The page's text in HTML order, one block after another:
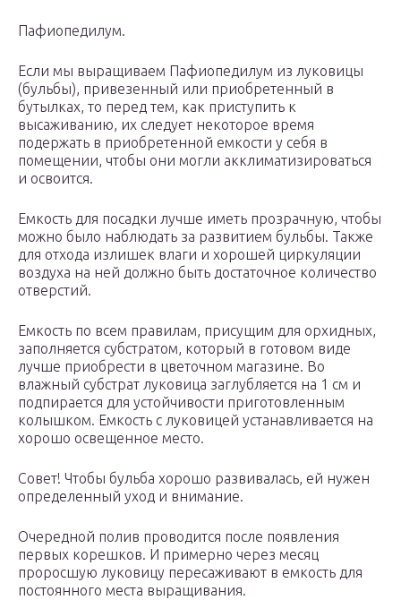
Пафиопедилум.
Если мы выращиваем Пафиопедилум из луковицы
(бульбы), привезенный или приобретенный в
бутылках, то перед тем, как приступить к
высаживанию, их следует некоторое время
подержать в приобретенной емкости у себя в
помещении, чтобы они могли акклиматизироваться
и освоится.
Емкость для посадки лучше иметь прозрачную, чтобы
можно было наблюдать за развитием бульбы. Также
для отхода излишек влаги и хорошей циркуляции
воздуха на ней должно быть достаточное количество
отверстий.
Емкость по всем правилам, присущим для орхидных,
заполняется субстратом, который в готовом виде
лучше приобрести в цветочном магазине. Во
влажный субстрат луковица заглубляется на 1 см и
подпирается для устойчивости приготовленным
колышком. Емкость с луковицей устанавливается на
хорошо освещенное место.
Совет! Чтобы бульба хорошо развивалась, ей нужен
определенный уход и внимание.
Очередной полив проводится после появления
первых корешков. И примерно через месяц
проросшую луковицу пересаживают в емкость для
постоянного места выращивания.